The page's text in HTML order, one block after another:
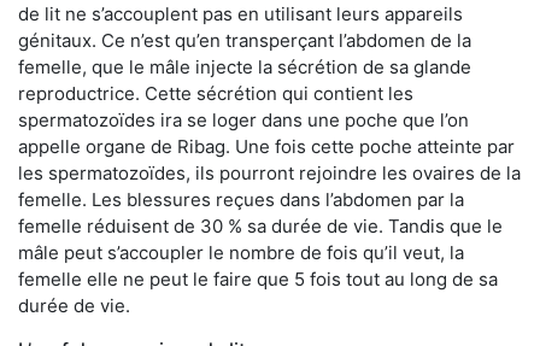
de lit ne s’accouplent pas en utilisant leurs appareils
génitaux. Ce n’est qu’en transperçant l’abdomen de la
femelle, que le mâle injecte la sécrétion de sa glande
reproductrice. Cette sécrétion qui contient les
spermatozoïdes ira se loger dans une poche que l’on
appelle organe de Ribag. Une fois cette poche atteinte par
les spermatozoïdes, ils pourront rejoindre les ovaires de la
femelle. Les blessures reçues dans l’abdomen par la
femelle réduisent de 30 % sa durée de vie. Tandis que le
mâle peut s’accoupler le nombre de fois qu’il veut, la
femelle elle ne peut le faire que 5 fois tout au long de sa
durée de vie.